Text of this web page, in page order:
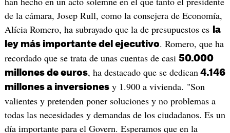
de la cámara, Josep Rull, como la consejera de Economía,
Alícia Romero, ha subrayado que la de presupuestos es
la
ley más importante del ejecutivo. Romero, que ha
recordado que se trata de unas cuentas de casi 50.000
millones de euros, ha destacado que se dedican 4.146
millones a inversionesy 1.900 a vivienda. "Son
valientes y pretenden poner soluciones y no problemas a
todas las necesidades y demandas de los ciudadanos. Es un
día importante para el Govern. Esperamos que en la